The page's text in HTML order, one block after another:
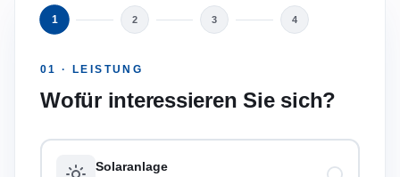
1 2 3 4
01 · LEISTUNG
Wofür interessieren Sie sich?
Solaranlage